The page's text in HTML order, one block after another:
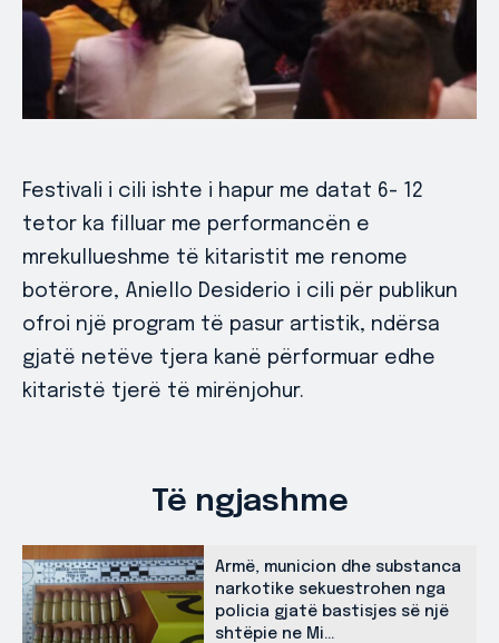
Festivali i cili ishte i hapur me datat 6- 12
tetor ka filluar me performancën e
mrekullueshme të kitaristit me renome
botërore, Aniello Desiderio i cili për publikun
ofroi një program të pasur artistik, ndërsa
gjatë netëve tjera kanë përformuar edhe
kitaristë tjerë të mirënjohur.
Të ngjashme
Armë, municion dhe substanca
narkotike sekuestrohen nga
policia gjatë bastisjes së një
shtëpie ne Mi...